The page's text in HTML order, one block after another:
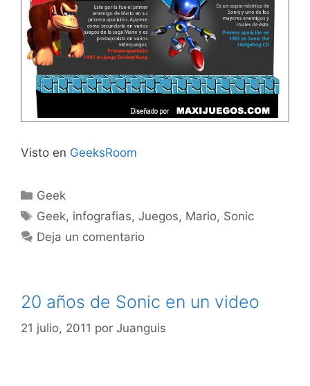
Visto en GeeksRoom
Categorías
Geek
Etiquetas
Geek, infografias,Juegos, Mario, Sonic
Deja un comentario
20 años de Sonic en un video
21 julio, 2011 por Juanguis